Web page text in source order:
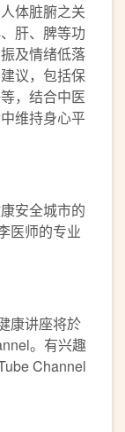
体脏腑之关
肝、脾等功
及情绪低落
议，包括保
，结合中医
维持身心平
安全城市的
医师的专业
康讲座将於
。有兴趣
Channel